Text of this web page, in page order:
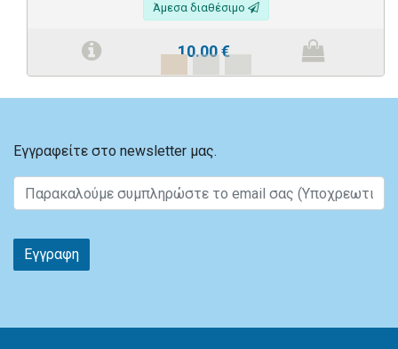
Άμεσα διαθέσιμο
10.00€
Εγγραφείτε στο newsletter μας.
Εγγραφη